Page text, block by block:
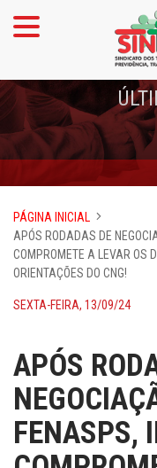
PÁGINA INICIAL
APÓS RODADAS DE
COMPROMETE A LEVAR OS
ORIENTAÇÕES DO CNG!
SEXTA-FEIRA, 13/09/24
APÓS
FENASPS,